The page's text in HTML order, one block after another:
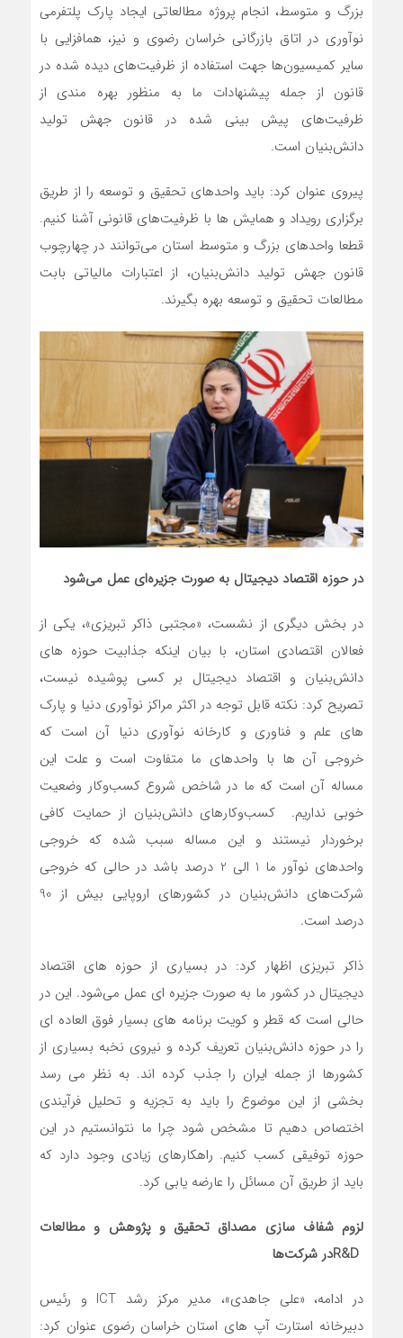
بزرگ و متوسط، انجام پروژه مطالعاتی ایجاد پارک پلتفرمی
نوآوری در اتاق بازرگانی خراسان رضوی و نیز، همافزایی با
سایر کمیسیون‌ها جهت استفاده از ظرفیت‌های دیده شده در
قانون از جمله پیشنهادات ما به منظور بهره مندی از
ظرفیت‌های پیش بینی شده در قانون جهش تولید
دانش‌بنیان است.
پیروی عنوان کرد: باید واحدهای تحقیق و توسعه را از طریق
برگزاری رویداد و همایش ها با ظرفیت‌های قانونی آشنا کنیم.
قطعا واحدهای بزرگ و متوسط استان می‌توانند در چهارچوب
قانون جهش تولید دانش‌بنیان، از اعتبارات مالیاتی بابت
مطالعات تحقیق و توسعه بهره بگیرند.
در حوزه اقتصاد دیجیتال به صورت جزیرهای عمل می‌شود
در بخش دیگری از نشست، «مجتبی ذاکر تبریزی»، یکی از
فعالان اقتصادی استان، با بیان اینکه جذابیت حوزه های
دانش‌بنیان و اقتصاد دیجیتال بر کسی پوشیده نیست،
تصریح کرد: نکته قابل توجه در اکثر مراکز نوآوری دنیا و پارک
های علم و فناوری و کارخانه نوآوری دنیا آن است که
خروجی آن ها با واحدهای ما متفاوت است و علت این
مساله آن است که ما در شاخص شروع کسب‌وکار وضعیت
خوبی نداریم. کسب‌وکارهای دانش‌بنیان از حمایت کافی
برخوردار نیستند و این مساله سبب شده که خروجی
واحدهای نوآور ما 1 الی 2 درصد باشد در حالی که خروجی
شرکت‌های دانش‌بنیان در کشورهای اروپایی بیش از 90
درصد است.
ذاکر تبریزی اظهار کرد: در بسیاری از حوزه های اقتصاد
دیجیتال در کشور ما به صورت جزیره ای عمل می‌شود. این در
حالی است که قطر و کویت برنامه های بسیار فوق العاده ای
را در حوزه دانش‌بنیان تعریف کرده و نیروی نخبه بسیاری از
کشورها از جمله ایران را جذب کرده اند. به نظر می رسد
بخشی از این موضوع را باید به تجزیه و تحلیل فرآیندی
اختصاص دهیم تا مشخص شود چرا ما نتوانستیم در این
حوزه توفیقی کسب کنیم. راهکارهای زیادی وجود دارد که
باید از طریق آن مسائل را عارضه یابی کرد.
لزوم شفاف سازی مصداق تحقیق و پژوهش و مطالعات
در شرکت‌ها
در ادامه، «علی جاهدی»، مدیر مرکز رشد ICT و رئیس
دبیرخانه استارت آپ های استان خراسان رضوی عنوان کرد: